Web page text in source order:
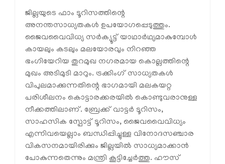
ജില്ലയുടെ ഫാം ടൂറിസത്തിന്റെ
അനന്തസാധ്യതകള്‍ ഉപയോഗപ്പെടുത്തും.
ജൈവവൈവിധ്യ സര്‍ക്യൂട്ട് യാഥാര്‍ഥ്യമാകുമ്പോള്‍
കായലും കടലും മലയോരവും നിറഞ്ഞ
ഭംഗിയേറിയ തുറമുഖ നഗരമായ കൊല്ലത്തിന്റെ
മുഖം അടിമുടി മാറും. ട്രക്കിംഗ് സാധ്യതകള്‍
വിപുലമാക്കുന്നതിന്റെ ഭാഗമായി മലകയറ്റ
പരിശീലനം കൊട്ടാരക്കരയില്‍ കൊണ്ടുവരാനുള്ള
നീക്കത്തിലാണ്. ബ്രേക്ക് വാട്ടര്‍ ടൂറിസം,
സാഹസിക സ്പോട്ട് ടൂറിസം, ജൈവവൈവിധ്യം
എന്നിവയെല്ലാം ബന്ധിപ്പിച്ചുള്ള വിനോദസഞ്ചാര
വികസനമായിരിക്കും ജില്ലയില്‍ സാധ്യമാക്കാന്‍
പോകുന്നതെന്നും മന്ത്രി കൂട്ടിച്ചേര്‍ത്തു. ഹൗസ്